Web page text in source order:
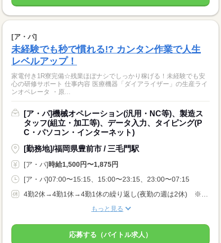
[ア・パ]
未経験でも秒で慣れる!? カンタン作業で人生
レベルアップ！
家電付き1R寮完備☆残業ほぼナシでしっかり稼げる！未経験でも安
心の研修サポート 仕事内容 医療機器「ダイアライザー」の生産ライ
ンオペレータ ・原...
[ア・パ]機械オペレーション(汎用・NC等)、製造ス
タッフ(組立・加工等)、データ入力、タイピング(P
C・パソコン・インターネット)
[勤務地]/福岡県豊前市 / 三毛門駅
[ア・パ]時給1,500円〜1,875円
[ア・パ]07:00〜15:15、15:00〜23:15、23:00〜07:15
もっと見る
応募する（バイトル求人）